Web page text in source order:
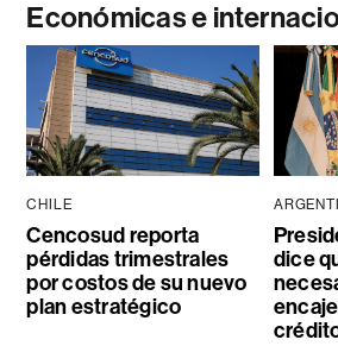
Económicas e
CHILE
Cencosud reporta
pérdidas trimestrales
por costos de su nuevo
plan estratégico
dice